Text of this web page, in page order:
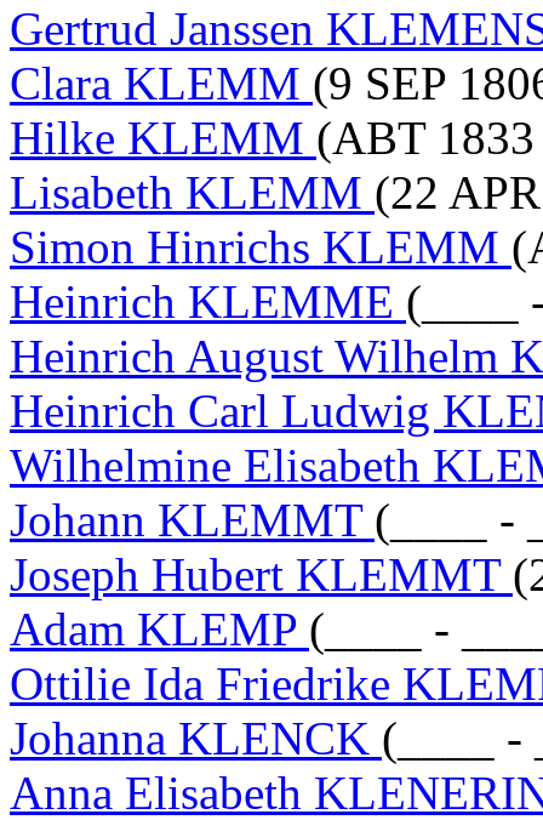
Gertrud Janssen
Clara KLEMM (9 SEP
Hilke KLEMM (ABT
Lisabeth KLEMM (22
Simon Hinrichs KLEMM
Heinrich KLEMME (____
Heinrich August Wilhelm
Heinrich Carl Ludwig
Wilhelmine Elisabeth
Johann KLEMMT (____ -
Joseph Hubert KLEMMT
Adam KLEMP (____ -
Ottilie Ida Friedrike
Johanna KLENCK (____ -
Anna Elisabeth